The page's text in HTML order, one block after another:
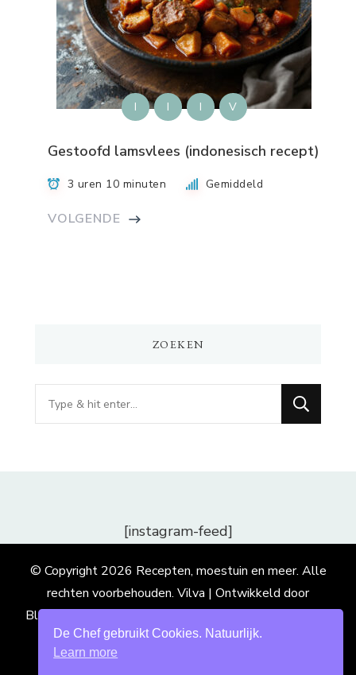
I I I V
Gestoofd lamsvlees (indonesisch recept)
3 uren 10 minuten Gemiddeld
VOLGENDE
ZOEKEN
Op
zoek
[instagram-feed]
© Copyright 2026 Recepten, moestuin en meer. Alle
rechten voorbehouden. Vilva | Ontwikkeld door
Blossom Themes
De Chef gebruikt Cookies. Natuurlijk.
Learn more